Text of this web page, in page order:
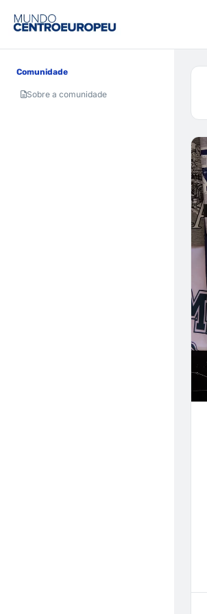
Comunidade
Sobre a comunidade